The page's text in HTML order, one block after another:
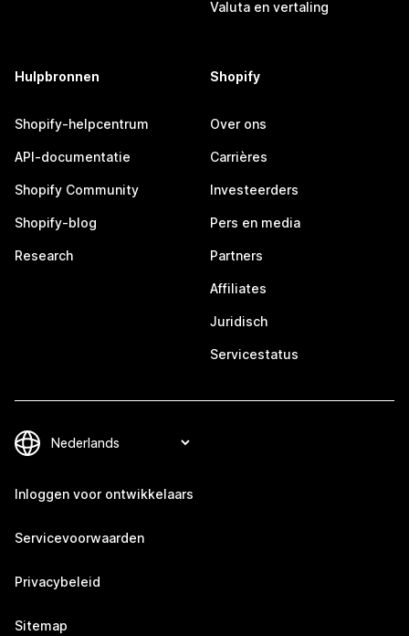
Valuta en vertaling
Hulpbronnen
Shopify-helpcentrum
API-documentatie
Shopify Community
Shopify-blog
Research
Shopify
Over ons
Carrières
Investeerders
Pers en media
Partners
Affiliates
Juridisch
Servicestatus
Inloggen voor ontwikkelaars
Servicevoorwaarden
Privacybeleid
Sitemap